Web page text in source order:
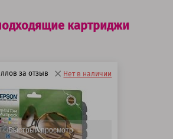
картриджи
за отзыв Нет в наличии
Быстрый просмотр